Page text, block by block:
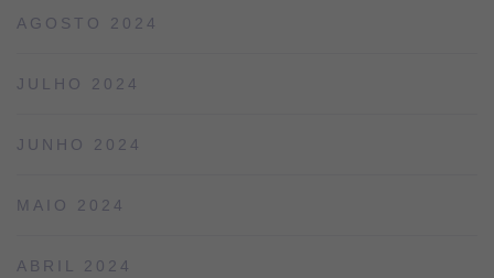
AGOSTO 2024
JULHO 2024
JUNHO 2024
MAIO 2024
ABRIL 2024